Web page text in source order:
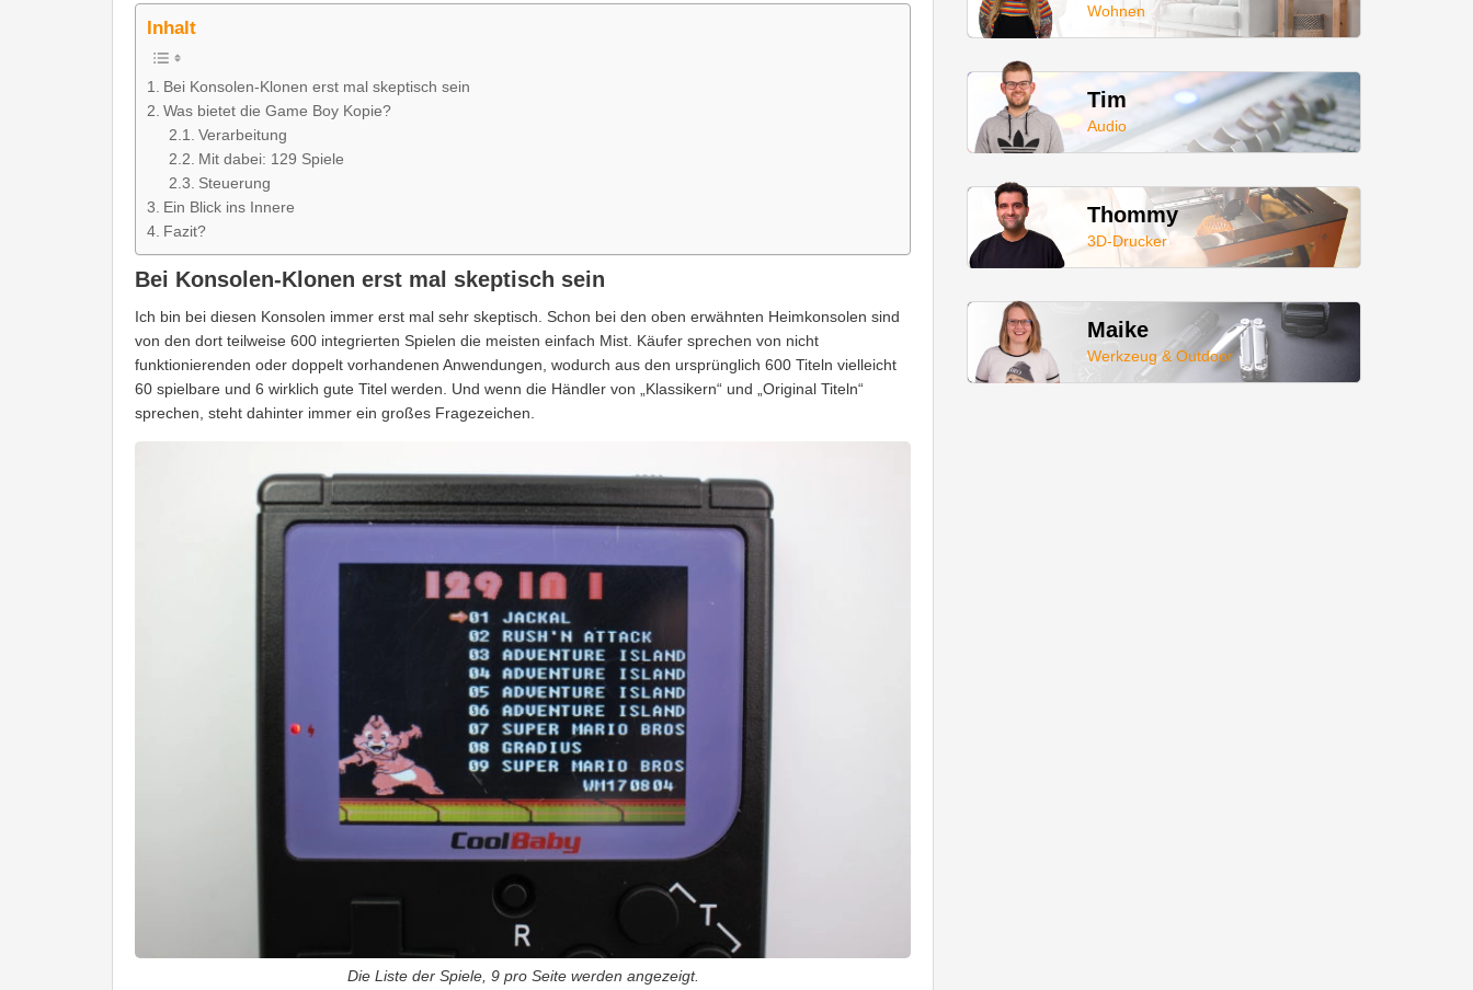
Inhalt
Bei Konsolen-Klonen erst mal skeptisch sein
Was bietet die Game Boy Kopie?
Verarbeitung
Mit dabei: 129 Spiele
Steuerung
Ein Blick ins Innere
Fazit?
Bei Konsolen-Klonen erst mal skeptisch sein
Ich bin bei diesen Konsolen immer erst mal sehr skeptisch. Schon bei den oben erwähnten Heimkonsolen sind
von den dort teilweise 600 integrierten Spielen die meisten einfach Mist. Käufer sprechen von nicht
funktionierenden oder doppelt vorhandenen Anwendungen, wodurch aus den ursprünglich 600 Titeln vielleicht
60 spielbare und 6 wirklich gute Titel werden. Und wenn die Händler von „Klassikern“ und „Original Titeln“
sprechen, steht dahinter immer ein großes Fragezeichen.
Die Liste der Spiele, 9 pro Seite werden angezeigt.
Wohnen
Tim
Audio
Thommy
3D-Drucker
Maike
Werkzeug & Outdoor